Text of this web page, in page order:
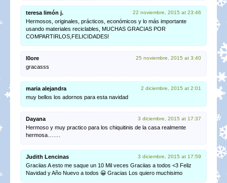
teresa limón j. 22 noviembre, 2015 at 23:46
Hermosos, originales, prácticos, económicos y lo más importante
usando materiales reciclables, MUCHAS GRACIAS POR
COMPARTIRLOS,FELICIDADES!
l0ore 25 noviembre, 2015 at 3:40
gracasss
maria alejandra 2 diciembre, 2015 at 2:01
muy bellos los adornos para esta navidad
Dayana 3 diciembre, 2015 at 17:37
Hermoso y muy practico para los chiquitinis de la casa realmente
hermosa…….
Judith Lencinas 3 diciembre, 2015 at 17:59
Graciias A esto me saque un 10 Mil veces Graciias a todos <3 Feliz
Navidad y Año Nuevo a todos 😀 Gracias Los quiero muchisimo